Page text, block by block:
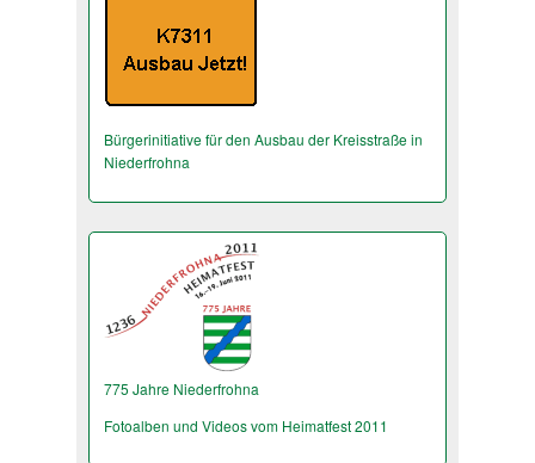
Bürgerinitiative für den Ausbau der Kreisstraße in
Niederfrohna
775 Jahre Niederfrohna
Fotoalben und Videos vom Heimatfest 2011